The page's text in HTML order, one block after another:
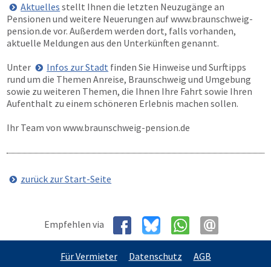
Aktuelles stellt Ihnen die letzten Neuzugänge an
Pensionen und weitere Neuerungen aufwww.braunschweig-
pension.de vor. Außerdem werden dort, falls vorhanden,
aktuelle Meldungen aus den Unterkünften genannt.
Unter
Infos zur Stadt finden Sie Hinweise und Surftipps
rund um die Themen Anreise, Braunschweig und Umgebung
sowie zu weiteren Themen, die Ihnen Ihre Fahrt sowie Ihren
Aufenthalt zu einem schöneren Erlebnis machen sollen.
Ihr Team von www.braunschweig-pension.de
zurück zur Start-Seite
Empfehlen via
Für Vermieter Datenschutz AGB